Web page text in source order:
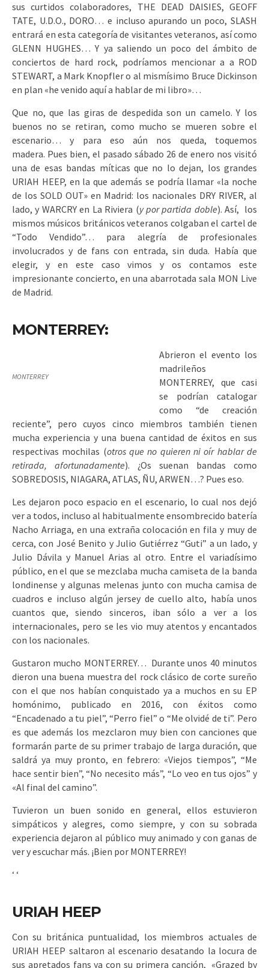
sus curtidos colaboradores, THE DEAD DAISIES, GEOFF
TATE, U.D.O., DORO… e incluso apurando un poco, SLASH
entrará en esta categoría de visitantes veteranos, así como
GLENN HUGHES… Y ya saliendo un poco del ámbito de
conciertos de hard rock, podríamos mencionar a a ROD
STEWART, a Mark Knopfler o al mismísimo Bruce Dickinson
en plan «he venido aquí a hablar de mi libro»…
Que no, que las giras de despedida son un camelo. Y los
buenos no se retiran, como mucho se mueren sobre el
escenario… y para eso aún nos queda, toquemos
madera. Pues bien, el pasado sábado 26 de enero nos visitó
una de esas bandas míticas que no lo dejan, los grandes
URIAH HEEP, en la que además se podría llamar «la noche
de los SOLD OUT» en Madrid: los nacionales DRY RIVER, al
lado, y WARCRY en La Riviera (y por partida doble). Así, los
mismos músicos británicos veteranos colgaban el cartel de
“Todo Vendido”… para alegría de profesionales
involucrados y de fans con entrada, sin duda. Había que
elegir, y en este caso vimos y os contamos este
impresionante concierto, en una abarrotada sala MON Live
de Madrid.
MONTERREY:
MONTERREY
Abrieron el evento los
madrileños
MONTERREY, que casi
se podrían catalogar
como “de creación
reciente”, pero cuyos cinco miembros también tienen
mucha experiencia y una buena cantidad de éxitos en sus
respectivas mochilas (otros que no quieren ni oír hablar de
retirada, afortunadamente). ¿Os suenan bandas como
SOBREDOSIS, NIAGARA, ATLAS, ÑU, ARWEN…? Pues eso.
Les dejaron poco espacio en el escenario, lo cual nos dejó
ver a todos, incluso al habitualmente ensombrecido batería
Nacho Arriaga, en una extraña colocación en fila y muy de
cerca, con José Benito y Julio Gutiérrez “Guti” a un lado, y
Julio Dávila y Manuel Arias al otro. Entre el variadísimo
público, en el que se mezclaba mucha camiseta de la banda
londinense y algunas melenas junto con mucha camisa de
cuadros e incluso algún jersey de cuello alto, había unos
cuantos que, siendo sinceros, iban sólo a ver a los
internacionales, pero se les vio muy atentos y encantados
con los nacionales.
Gustaron mucho MONTERREY… Durante unos 40 minutos
dieron una buena muestra del rock clásico de corte sureño
con el que nos habían conquistado ya a muchos en su EP
homónimo, publicado en 2016, con éxitos como
“Encadenado a tu piel”, “Perro fiel” o “Me olvidé de ti”. Pero
es que además los mezclaron muy bien con canciones que
formarán parte de su primer trabajo de larga duración, que
saldrá ya muy pronto, en febrero: «Viejos tiempos”, “Me
hace sentir bien”, “No necesito más”, “Lo veo en tus ojos” y
«Al final del camino”.
Tuvieron un buen sonido en general, ellos estuvieron
simpáticos y alegres, como siempre, y con su sobrada
experiencia dejaron al público muy animado y con ganas de
ver y escuchar más. ¡Bien por MONTERREY!
‘ ‘
URIAH HEEP
Con su británica puntualidad, los miembros actuales de
URIAH HEEP saltaron al escenario desatando la locura de
sus apretados fans ya con su primera canción, «Grazed by